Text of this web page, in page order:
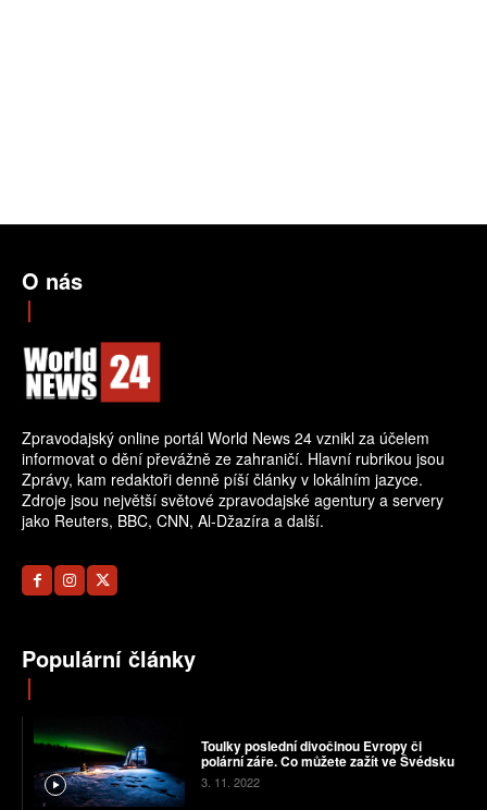
O nás
Zpravodajský online portál World News 24 vznikl za účelem
informovat o dění převážně ze zahraničí. Hlavní rubrikou jsou
Zprávy, kam redaktoři denně píší články v lokálním jazyce.
Zdroje jsou největší světové zpravodajské agentury a servery
jako Reuters, BBC, CNN, Al-Džazíra a další.
Populární články
Toulky poslední divočinou Evropy či
polární záře. Co můžete zažít ve Švédsku
3. 11. 2022